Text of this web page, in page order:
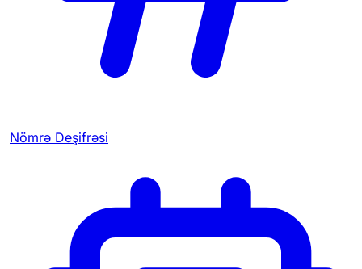
Nömrə Deşifrəsi